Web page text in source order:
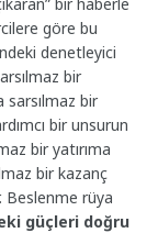
göre bu
denetleyici
bir
sarsılmaz bir
bir unsurun
bir yatırıma
bir kazanç
Beslenme rüya
güçleri doğru